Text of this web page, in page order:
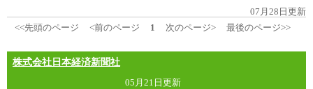
07月28日更新
<<先頭のページ
<前のページ 1 次のページ> 最後のページ>>
株式会社日本経済新聞社
05月21日更新